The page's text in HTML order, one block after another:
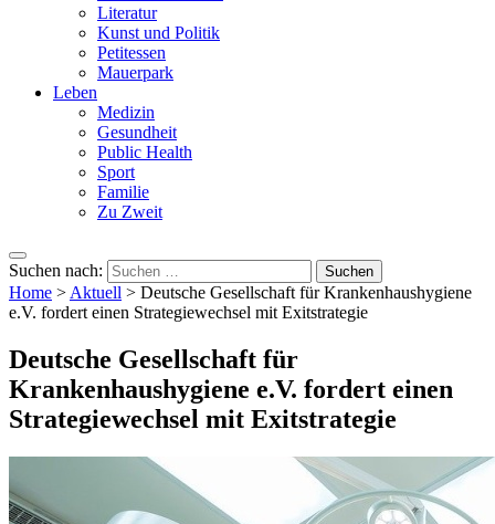
Literatur
Kunst und Politik
Petitessen
Mauerpark
Leben
Medizin
Gesundheit
Public Health
Sport
Familie
Zu Zweit
Suchen nach:
Home >Aktuell > Deutsche Gesellschaft für Krankenhaushygiene
e.V. fordert einen Strategiewechsel mit Exitstrategie
Deutsche Gesellschaft für
Krankenhaushygiene e.V. fordert einen
Strategiewechsel mit Exitstrategie